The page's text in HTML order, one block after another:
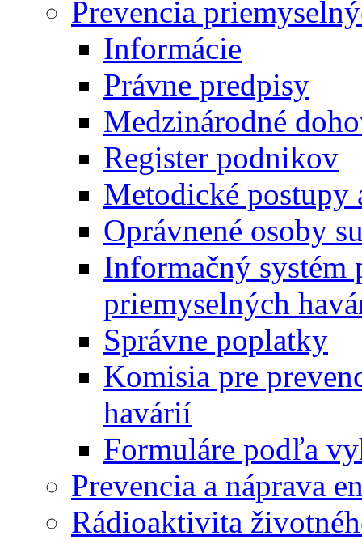
Prevencia
Informácie
Právne predpisy
Medzinárodné
Register podnikov
Metodické postupy
Oprávnené osoby
Informačný systém
priemyselných
Správne poplatky
Komisia pre
havárií
Formuláre podľa
Prevencia a náprava
Rádioaktivita